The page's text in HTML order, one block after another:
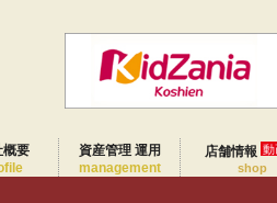
概要
資産管理 運用
management
店舗情報 動
shop